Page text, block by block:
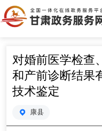
对婚前医学检查
和产前诊断结果
技术鉴定
康县